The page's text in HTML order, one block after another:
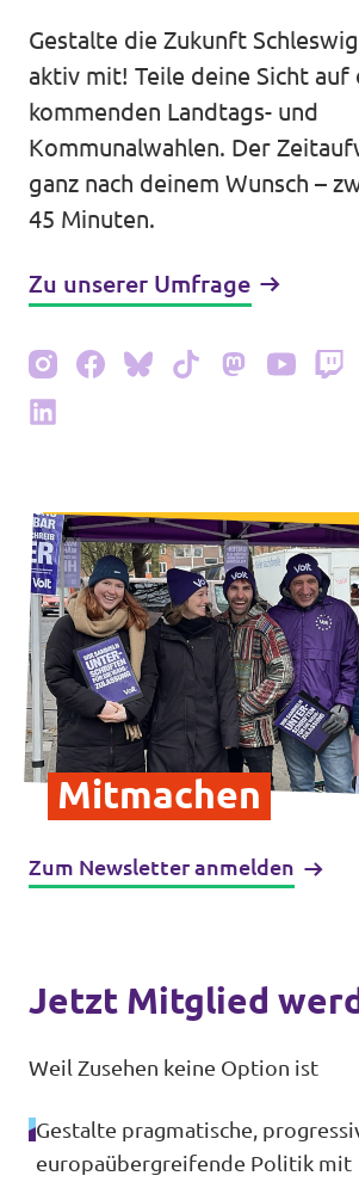
Unsere Events
Mache bei Volt mit!
Jobs bei Volt Deutschland
Transparenz
Datenschutz
Impressum
Gestalte die Zukunft
aktiv mit! Teile deine Sicht auf
kommenden Landtags- und
Kommunalwahlen. Der
ganz nach deinem Wunsch –
45 Minuten.
Zu unserer Umfrage
Mitmachen
Zum Newsletter anmelden
Jetzt Mitglied
Weil Zusehen keine Option ist
Gestalte pragmatische,
europaübergreifende Politik mit